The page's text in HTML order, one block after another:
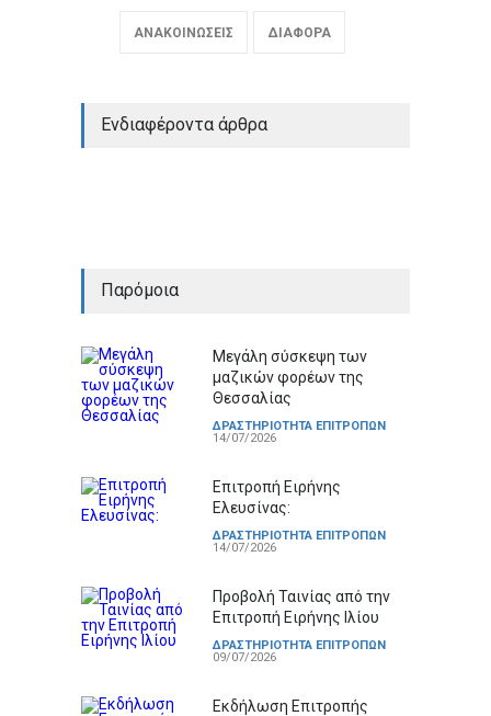
ΑΝΑΚΟΙΝΩΣΕΙΣ ΔΙΑΦΟΡΑ
Ενδιαφέροντα άρθρα
Παρόμοια
Μεγάλη σύσκεψη των
μαζικών φορέων της
Θεσσαλίας
ΔΡΑΣΤΗΡΙΟΤΗΤΑ ΕΠΙΤΡΟΠΩΝ
14/07/2026
Επιτροπή Ειρήνης
Ελευσίνας:
ΔΡΑΣΤΗΡΙΟΤΗΤΑ ΕΠΙΤΡΟΠΩΝ
14/07/2026
Προβολή Ταινίας από την
Επιτροπή Ειρήνης Ιλίου
ΔΡΑΣΤΗΡΙΟΤΗΤΑ ΕΠΙΤΡΟΠΩΝ
09/07/2026
Εκδήλωση Επιτροπής